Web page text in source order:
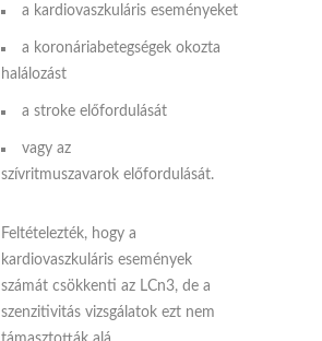
a kardiovaszkuláris eseményeket
a koronáriabetegségek okozta
halálozást
a stroke előfordulását
vagy az
szívritmuszavarok előfordulását.
Feltételezték, hogy a
kardiovaszkuláris események
számát csökkenti az LCn3, de a
szenzitivitás vizsgálatok ezt nem